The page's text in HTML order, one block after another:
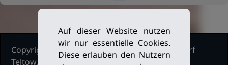
Copyright Ruderclub Kleinmachnow Stahnsdorf
Teltow, 2026. Alle Rechte vorbehalten.
Auf dieser Website nutzen
wir nur essentielle Cookies.
Diese erlauben den Nutzern